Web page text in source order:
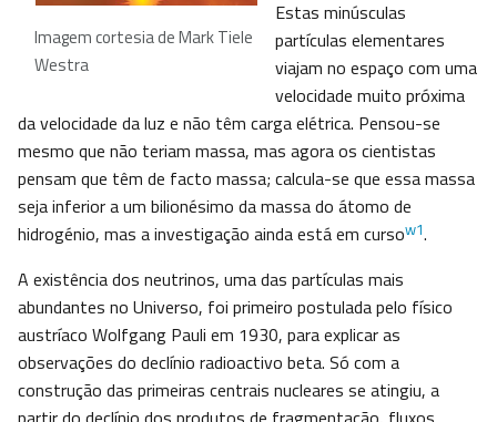
Imagem cortesia de Mark Tiele
Westra
Estas minúsculas
partículas elementares
viajam no espaço com uma
velocidade muito próxima
da velocidade da luz e não têm carga elétrica. Pensou-se
mesmo que não teriam massa, mas agora os cientistas
pensam que têm de facto massa; calcula-se que essa massa
seja inferior a um bilionésimo da massa do átomo de
hidrogénio, mas a investigação ainda está em cursow1.
A existência dos neutrinos, uma das partículas mais
abundantes no Universo, foi primeiro postulada pelo físico
austríaco Wolfgang Pauli em 1930, para explicar as
observações do declínio radioactivo beta. Só com a
construção das primeiras centrais nucleares se atingiu, a